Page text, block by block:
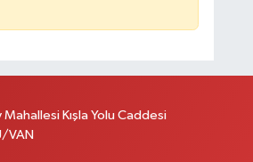
Kışla Yolu Caddesi
VAN